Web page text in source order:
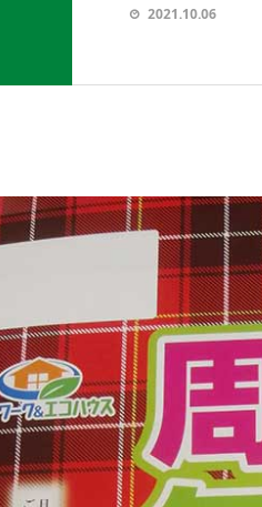
2021.10.06